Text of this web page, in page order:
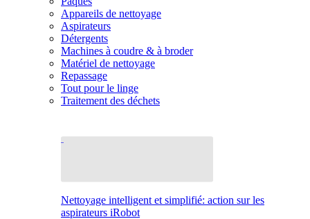
Appareils de nettoyage
Aspirateurs
Détergents
Machines à coudre & à broder
Matériel de nettoyage
Repassage
Tout pour le linge
Traitement des déchets
Nettoyage intelligent et simplifié: action sur les
aspirateurs iRobot